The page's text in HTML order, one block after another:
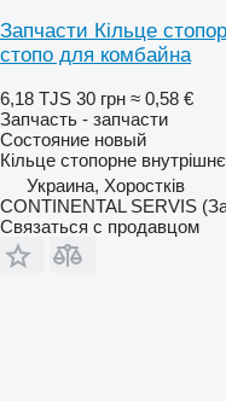
Запчасти Кільце
стопо для комбайна
6,18 TJS 30 грн ≈ 0,58 €
Запчасть - запчасти
Состояние новый
Кільце стопорне
Украина, Хоростків
CONTINENTAL SERVIS
Связаться с продавцом